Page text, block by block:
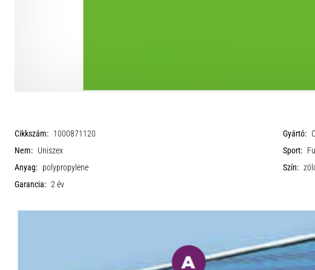
Cikkszám: 1000871120 Gyártó:
Nem: Uniszex Sport:
Anyag: polypropylene Szín:
Garancia: 2 év